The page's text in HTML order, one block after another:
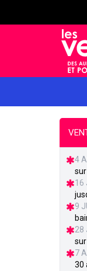
4
16
9
28
7
30